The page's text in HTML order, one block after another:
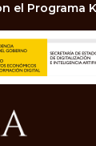
el Programa